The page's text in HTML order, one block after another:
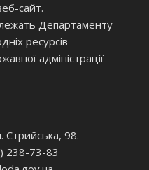
сайт.
Департаменту
ресурсів
адміністрації
Стрийська, 98.
238-73-83